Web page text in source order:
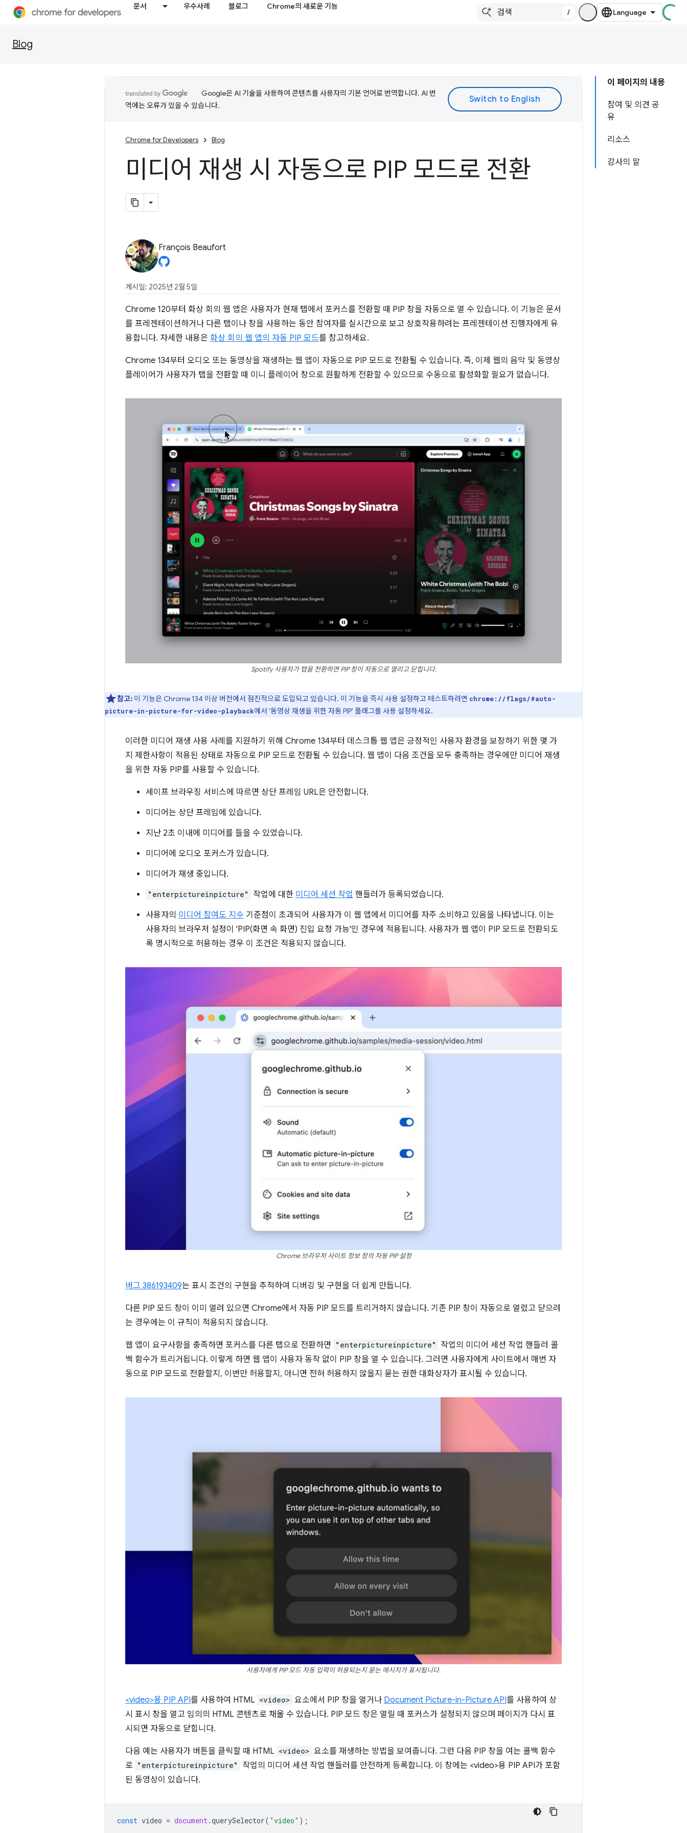
문서 우수사례 블로그 Chrome의 새로운 기능
/
Blog
이 페이지의 내용
참여 및 의견 공
유
리소스
감사의 말
Google은 AI 기술을 사용하여 콘텐츠를 사용자의 기본 언어로 번역합니다. AI 번
역에는 오류가 있을 수 있습니다.
Chrome for Developers Blog
미디어 재생 시 자동으로 PIP 모드로 전환
François Beaufort
게시일: 2025년 2월 5일
Chrome 120부터 화상 회의 웹 앱은 사용자가 현재 탭에서 포커스를 전환할 때 PIP 창을 자동으로 열 수 있습니다. 이 기능은 문서
를 프레젠테이션하거나 다른 탭이나 창을 사용하는 동안 참여자를 실시간으로 보고 상호작용하려는 프레젠테이션 진행자에게 유
용합니다. 자세한 내용은 화상 회의 웹 앱의 자동 PIP 모드를 참고하세요.
Chrome 134부터 오디오 또는 동영상을 재생하는 웹 앱이 자동으로 PIP 모드로 전환될 수 있습니다. 즉, 이제 웹의 음악 및 동영상
플레이어가 사용자가 탭을 전환할 때 미니 플레이어 창으로 원활하게 전환할 수 있으므로 수동으로 활성화할 필요가 없습니다.
Spotify 사용자가 탭을 전환하면 PIP 창이 자동으로 열리고 닫힙니다.
참고: 이 기능은 Chrome 134 이상 버전에서 점진적으로 도입되고 있습니다. 이 기능을 즉시 사용 설정하고 테스트하려면 chrome://flags/#auto-
picture-in-picture-for-video-playback에서 '동영상 재생을 위한 자동 PIP' 플래그를 사용 설정하세요.
이러한 미디어 재생 사용 사례를 지원하기 위해 Chrome 134부터 데스크톱 웹 앱은 긍정적인 사용자 환경을 보장하기 위한 몇 가
지 제한사항이 적용된 상태로 자동으로 PIP 모드로 전환될 수 있습니다. 웹 앱이 다음 조건을 모두 충족하는 경우에만 미디어 재생
을 위한 자동 PIP를 사용할 수 있습니다.
세이프 브라우징 서비스에 따르면 상단 프레임 URL은 안전합니다.
미디어는 상단 프레임에 있습니다.
지난 2초 이내에 미디어를 들을 수 있었습니다.
미디어에 오디오 포커스가 있습니다.
미디어가 재생 중입니다.
"enterpictureinpicture" 작업에 대한 미디어 세션 작업 핸들러가 등록되었습니다.
사용자의 미디어 참여도 지수 기준점이 초과되어 사용자가 이 웹 앱에서 미디어를 자주 소비하고 있음을 나타냅니다. 이는
사용자의 브라우저 설정이 'PIP(화면 속 화면) 진입 요청 가능'인 경우에 적용됩니다. 사용자가 웹 앱이 PIP 모드로 전환되도
록 명시적으로 허용하는 경우 이 조건은 적용되지 않습니다.
Chrome 브라우저 사이트 정보 창의 자동 PIP 설정
버그 386193409는 표시 조건의 구현을 추적하여 디버깅 및 구현을 더 쉽게 만듭니다.
다른 PIP 모드 창이 이미 열려 있으면 Chrome에서 자동 PIP 모드를 트리거하지 않습니다. 기존 PIP 창이 자동으로 열렸고 닫으려
는 경우에는 이 규칙이 적용되지 않습니다.
웹 앱이 요구사항을 충족하면 포커스를 다른 탭으로 전환하면 "enterpictureinpicture"
작업의 미디어 세션 작업 핸들러 콜
백 함수가 트리거됩니다. 이렇게 하면 웹 앱이 사용자 동작 없이 PIP 창을 열 수 있습니다. 그러면 사용자에게 사이트에서 매번 자
동으로 PIP 모드로 전환할지, 이번만 허용할지, 아니면 전혀 허용하지 않을지 묻는 권한 대화상자가 표시될 수 있습니다.
사용자에게 PIP 모드 자동 입력이 허용되는지 묻는 메시지가 표시됩니다.
<video>용 PIP API를 사용하여 HTML <video> 요소에서 PIP 창을 열거나 Document Picture-in-Picture API를 사용하여 상
시 표시 창을 열고 임의의 HTML 콘텐츠로 채울 수 있습니다. PIP 모드 창은 열릴 때 포커스가 설정되지 않으며 페이지가 다시 표
시되면 자동으로 닫힙니다.
다음 예는 사용자가 버튼을 클릭할 때 HTML <video> 요소를 재생하는 방법을 보여줍니다. 그런 다음 PIP 창을 여는 콜백 함수
로 "enterpictureinpicture"
작업의 미디어 세션 작업 핸들러를 안전하게 등록합니다. 이 창에는 <video>용 PIP API가 포함
된 동영상이 있습니다.
const video = document.querySelector( "video" );